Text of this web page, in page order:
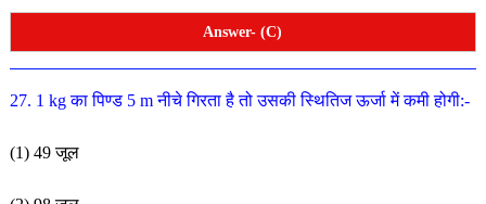
Answer- (C)
27. 1 kg का पिण्ड 5 m नीचे गिरता है तो उसकी स्थितिज ऊर्जा में कमी होगी:-
(1) 49 जूल